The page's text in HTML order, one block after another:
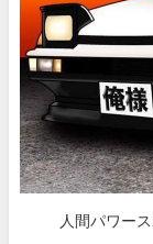
人間パワー